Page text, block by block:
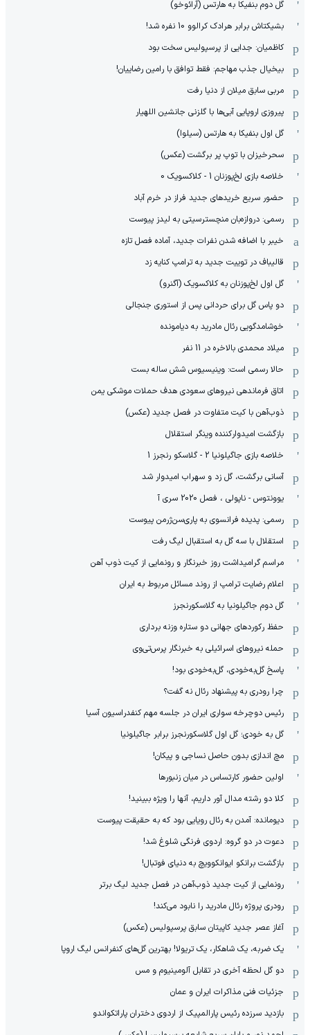
گل دوم بنفیکا به هارتس (آرائوخو)
بشیکتاش برابر هرادک کرالوو 10 نفره شد!
کاظمیان: جدایی از پرسپولیس سخت بود
بیخیال جذب مهاجم: فقط توافق با رامین رضاییان!
مربی سابق میلان از دنیا رفت
پیروزی اروپایی آبی‌ها با گلزنی جانشین اللهیار
گل اول بنفیکا به هارتس (سیلوا)
سحرخیزان با توپ پر برگشت (عکس)
خلاصه بازی لخ‌پوزنان 1 - کلاکسویک 0
حضور سریع خریدهای جدید فراز در خرم آباد
رسمی: دروازه‌بان منچسترسیتی به لیدز پیوست
خیبر با اضافه شدن نفرات جدید، آماده فصل تازه
قالیباف در توییت جدید به ترامپ کنایه زد
گل اول لخ‌پوزنان به کلاکسویک (آگنرو)
دو پاس گل برای حردانی پس از استوری جنجالی
خوشامدگویی رئال مادرید به دیامونده
میلاد محمدی بالاخره در 11 نفر
حالا رسمی است: وینیسیوس شش ساله بست
اتاق فرماندهی نیروهای سعودی هدف حملات موشکی یمن
ذوب‌آهن با کیت متفاوت در فصل جدید (عکس)
بازگشت امیدوارکننده وینگر استقلال
خلاصه بازی جاگیلونیا 2 - گلاسکو رنجرز 1
آسانی برگشت، گل زد و سهراب امیدوار شد
یوونتوس - ناپولی ، فصل 2020 سری آ
رسمی: پدیده فرانسوی به پاری‌سن‌ژرمن پیوست
استقلال با سه گل به استقبال لیگ رفت
مراسم گرامیداشت روز خبرنگار و رونمایی از کیت ذوب آهن
اعلام رضایت ترامپ از روند مسائل مربوط به ایران
گل دوم جاگیلونیا به گلاسکورنجرز
حفظ رکوردهای جهانی دو ستاره وزنه برداری
حمله نیروهای اسرائیلی به خبرنگار پرس‌تی‌وی
پاسخ گل‌به‌خودی، گل‌به‌خودی بود!
چرا رودری به پیشنهاد رئال نه گفت؟
رئیس دوچرخه سواری ایران در جلسه مهم کنفدراسیون آسیا
گل به خودی؛ گل اول گلاسکورنجرز برابر جاگیلونیا
مچ اندازی بدون حاصل نساجی و پیکان!
اولین حضور کارتساس در میان زنبورها
کلا دو‌ رشته مدال آور داریم، آنها را ویژه ببینید!
دیومانده: آمدن به رئال رویایی بود که به حقیقت پیوست
دعوت در دو گروه: اردوی فرنگی شلوغ شد!
بازگشت برانکو ایوانکوویچ به دنیای فوتبال!
رونمایی از کیت جدید ذوب‌آهن در فصل جدید لیگ برتر
رودری پروژه رئال مادرید را نابود می‌کند!
آغاز عصر جدید کاپیتان سابق پرسپولیس (عکس)
یک ضربه، یک شاهکار، یک تریولا! بهترین گل‌های کنفرانس لیگ اروپا
دو گل لحظه آخری در تقابل آلومینیوم و مس
جزئیات فنی مذاکرات ایران و عمان
بازدید سرزده رئیس پارالمپیک از اردوی دختران پاراتکواندو